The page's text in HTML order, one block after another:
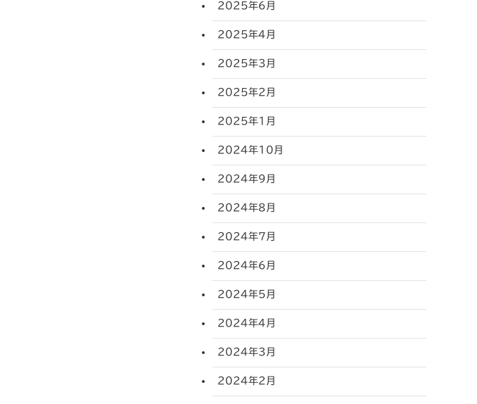
2025年6月
2025年4月
2025年3月
2025年2月
2025年1月
2024年10月
2024年9月
2024年8月
2024年7月
2024年6月
2024年5月
2024年4月
2024年3月
2024年2月